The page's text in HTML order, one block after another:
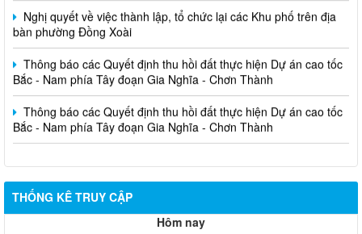
Nghị quyết về việc thành lập, tổ chức lại các Khu phố trên địa
bàn phường Đồng Xoài
Thông báo các Quyết định thu hồi đất thực hiện Dự án cao tốc
Bắc - Nam phía Tây đoạn Gia Nghĩa - Chơn Thành
Thông báo các Quyết định thu hồi đất thực hiện Dự án cao tốc
Bắc - Nam phía Tây đoạn Gia Nghĩa - Chơn Thành
THỐNG KÊ TRUY CẬP
Hôm nay